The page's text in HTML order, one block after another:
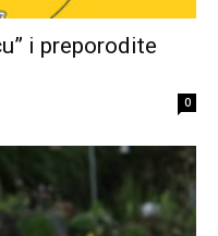
i preporodite
0